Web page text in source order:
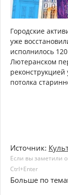
Городские
уже
исполнилось
Лютеранском
потолка
Источник:
Если вы заметили
Ctrl+Enter
Больше по